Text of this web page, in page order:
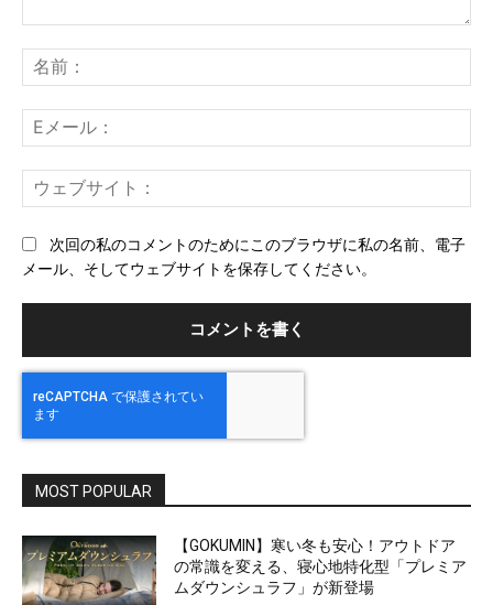
ン
ト：
前
メ
ー
ェ
次回の私のコメントのためにこのブラウザに私の名前、電子
メール、そしてウェブサイトを保存してください。
MOST POPULAR
【GOKUMIN】寒い冬も安心！アウトドア
の常識を変える、寝心地特化型「プレミア
ムダウンシュラフ」が新登場